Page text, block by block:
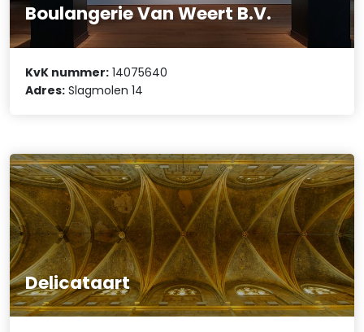
Boulangerie Van Weert B.V.
KvK nummer: 14075640
Adres: Slagmolen 14
Delicataart